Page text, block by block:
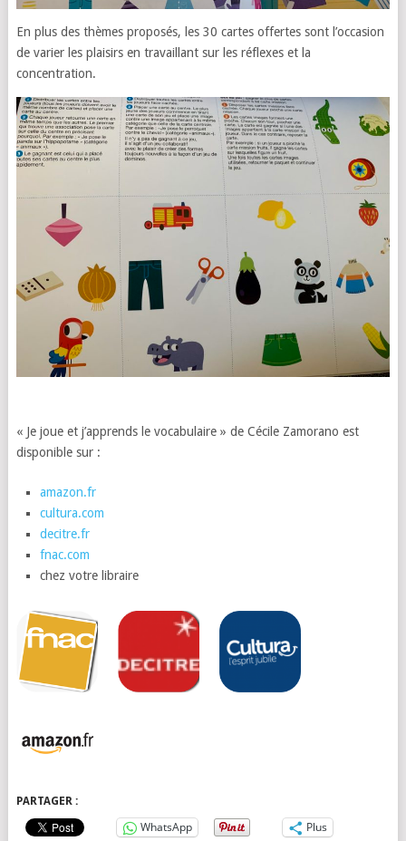
En plus des thèmes proposés, les 30 cartes offertes sont l’occasion
de varier les plaisirs en travaillant sur les réflexes et la
concentration.
« Je joue et j’apprends le vocabulaire » de Cécile Zamorano est
disponible sur :
amazon.fr
cultura.com
decitre.fr
fnac.com
chez votre libraire
PARTAGER :
WhatsApp Plus